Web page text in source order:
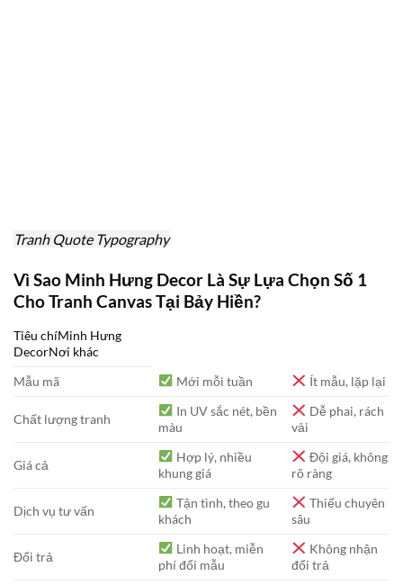
Tranh Quote Typography
Vì Sao Minh Hưng Decor Là Sự Lựa Chọn Số 1
Cho Tranh Canvas Tại Bảy Hiền?
Tiêu chíMinh Hưng
DecorNơi khác
Mẫu mã
Mới mỗi tuần Ít mẫu, lặp lại
Chất lượng tranh
In UV sắc nét, bền
màu
Dễ phai, rách
vải
Giá cả
Hợp lý, nhiều
khung giá
Đội giá, không
rõ ràng
Dịch vụ tư vấn
Tận tình, theo gu
khách
Thiếu chuyên
sâu
Đổi trả
Linh hoạt, miễn
phí đổi mẫu
Không nhận
đổi trả